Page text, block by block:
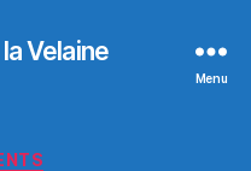
Velaine
Menu